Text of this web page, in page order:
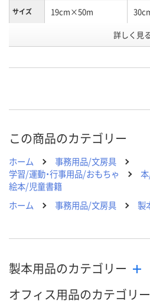
サイズ 19cm×50m
お取り扱い終了しま
お
詳しく見る
この商品のカテゴリー
ホーム
事務用品/文房具
学習/運動・行事用品/おもちゃ
絵本/児童書籍
ホーム
事務用品/文房具 製
製本用品のカテゴリー
オフィス用品のカテゴリー